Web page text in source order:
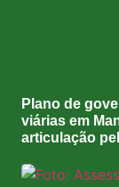
Plano de
viárias em
articulação